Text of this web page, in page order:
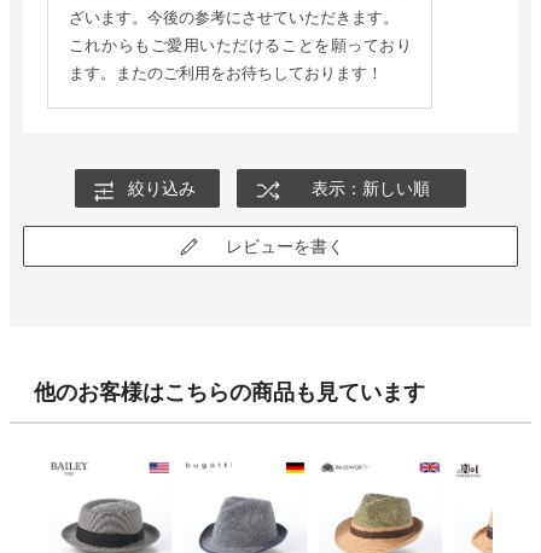
ざいます。今後の参考にさせていただきます。
これからもご愛用いただけることを願っており
ます。またのご利用をお待ちしております！
絞り込み 表示：新しい順
レビューを書く
他のお客様はこちらの商品も見ています